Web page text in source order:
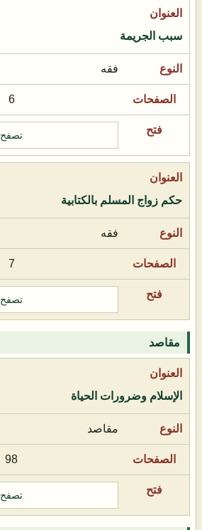
سبب الجريمة
فقه
6
تصفح
حكم زواج المسلم بالكتابية
فقه
7
تصفح
مقاصد
الإسلام وضرورات الحياة
مقاصد
98
تصفح